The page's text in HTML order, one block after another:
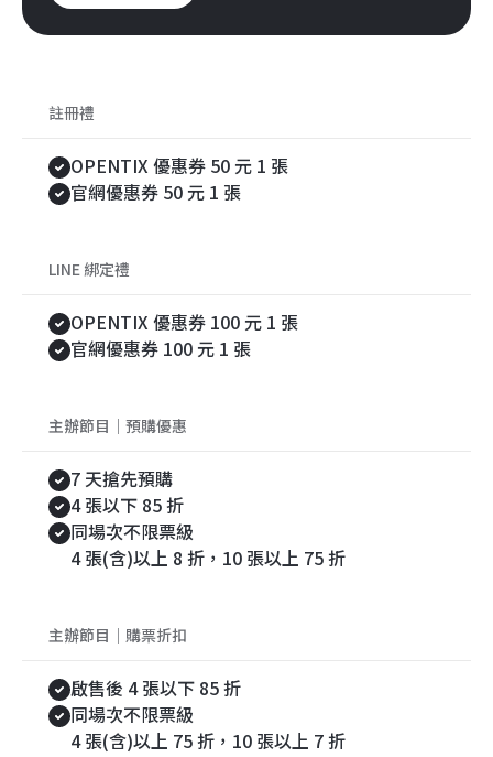
註冊禮
OPENTIX 優惠券 50 元 1 張
官網優惠券 50 元 1 張
LINE 綁定禮
OPENTIX 優惠券 100 元 1 張
官網優惠券 100 元 1 張
主辦節目｜預購優惠
7 天搶先預購
4 張以下 85 折
同場次不限票級
4 張(含)以上 8 折，10 張以上 75 折
主辦節目｜購票折扣
啟售後 4 張以下 85 折
同場次不限票級
4 張(含)以上 75 折，10 張以上 7 折